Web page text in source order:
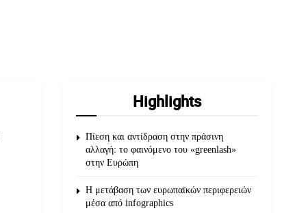
Highlights
Πίεση και αντίδραση στην πράσινη
αλλαγή: το φαινόμενο του «greenlash»
στην Ευρώπη
Η μετάβαση των ευρωπαϊκών περιφερειών
μέσα από infographics